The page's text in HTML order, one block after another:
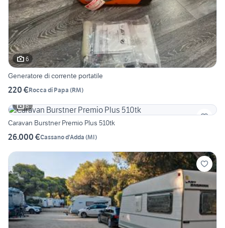
6
Generatore di corrente portatile
220 €Rocca di Papa (RM)
6
Caravan Burstner Premio Plus 510tk
26.000 €Cassano d'Adda (MI)